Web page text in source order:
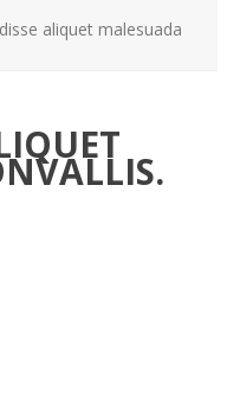
aliquet malesuada